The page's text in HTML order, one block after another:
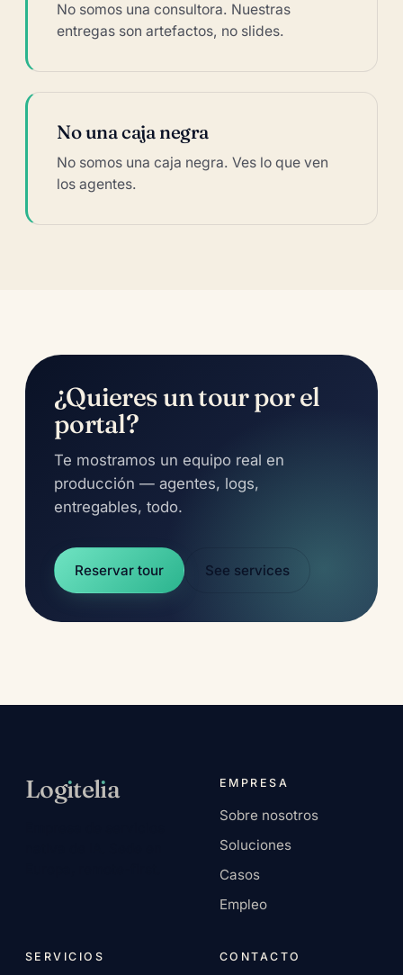
No somos una consultora. Nuestras
entregas son artefactos, no slides.
No una caja negra
No somos una caja negra. Ves lo que ven
los agentes.
¿Quieres un tour por el
portal?
Te mostramos un equipo real en
producción — agentes, logs,
entregables, todo.
Reservar tour See services
Logıtelıa EMPRESA
Sobre nosotros
Soluciones
Casos
Empleo
SERVICIOS CONTACTO